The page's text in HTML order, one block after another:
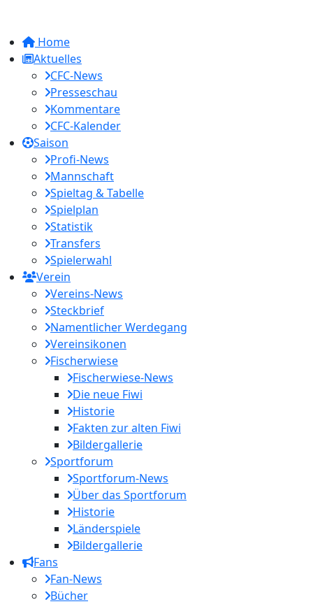
Home
Aktuelles
CFC-News
Presseschau
Kommentare
CFC-Kalender
Saison
Profi-News
Mannschaft
Spieltag & Tabelle
Spielplan
Statistik
Transfers
Spielerwahl
Verein
Vereins-News
Steckbrief
Namentlicher Werdegang
Vereinsikonen
Fischerwiese
Fischerwiese-News
Die neue Fiwi
Historie
Fakten zur alten Fiwi
Bildergallerie
Sportforum
Sportforum-News
Über das Sportforum
Historie
Länderspiele
Bildergallerie
Fans
Fan-News
Bücher